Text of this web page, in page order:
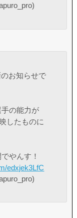
お知らせで
の能力が
したものに
やんす！
edxjek3LfC